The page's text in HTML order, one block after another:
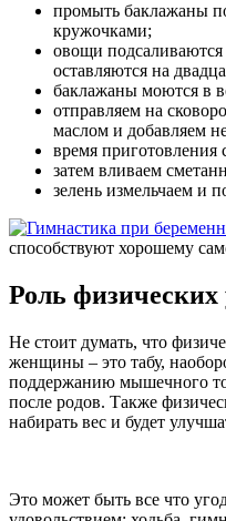
промыть баклажаны
кружочками;
овощи подсаливаются
оставляются на
баклажаны моются в
отправляем на
маслом и добавляем
время приготовления
затем вливаем
зелень измельчаем и
способствуют хорошему
Роль
Не стоит думать, что
женщины – это табу,
поддержанию мышечного
после родов. Также
набирать вес и будет
Это может быть все что